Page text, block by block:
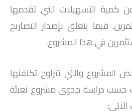
كمية التسهيلات التي تقدمها
فيما يتعلق بإصدار التصاريح
في هذا المشروع.
المشروع والتي تتراوح تكلفنها
قدرت حسب دراسة جدوى مشروع تعبئة